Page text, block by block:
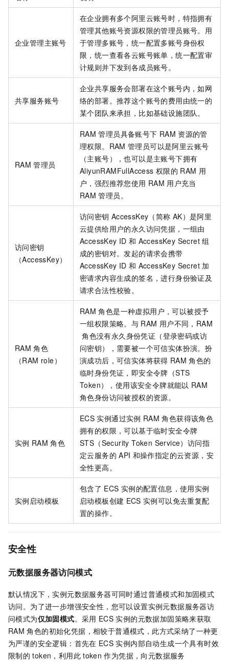
企业管理主账号
在企业拥有多个阿里云账号时，特指拥有
管理其他账号资源权限的管理员账号。用
于管理多账号，统一配置多账号身份权
限，统一查看各云账号账单，统一配置审
计规则并下发到各成员账号。
共享服务账号
企业共享服务会部署在这个账号内，如网
络的部署。推荐这个账号的费用由统一的
某个团队来承担，比如基础设施团队。
RAM 管理员
RAM 管理员具备账号下 RAM 资源的管
理权限。RAM 管理员可以是阿里云账号
（主账号），也可以是主账号下拥有
AliyunRAMFullAccess 权限的 RAM 用
户，强烈推荐您使用 RAM 用户充当
RAM 管理员。
访问密钥
（AccessKey）
访问密钥 AccessKey（简称 AK）是阿里
云提供给用户的永久访问凭据，一组由
AccessKey ID 和 AccessKey Secret 组
成的密钥对。发起的请求会携带
AccessKey ID 和 AccessKey Secret 加
密请求内容生成的签名，进行身份验证及
请求合法性校验。
RAM 角色
（RAM role）
RAM 角色是一种虚拟用户，可以被授予
一组权限策略。与 RAM 用户不同，RAM
角色没有永久身份凭证（登录密码或访
问密钥），需要被一个可信实体扮演。扮
演成功后，可信实体将获得 RAM 角色的
临时身份凭证，即安全令牌（STS
Token），使用该安全令牌就能以 RAM
角色身份访问被授权的资源。
实例 RAM 角色
ECS 实例通过实例 RAM 角色获得该角色
拥有的权限，可以基于临时安全令牌
STS（Security Token Service）访问指
定云服务的 API 和操作指定的云资源，安
全性更高。
实例启动模板
包含了 ECS 实例的配置信息，使用实例
启动模板创建 ECS 实例可以免去重复配
置的操作。
安全性
元数据服务器访问模式
默认情况下，实例元数据服务器可同时通过普通模式和加固模式
访问。为了进一步增强安全性，您可以设置实例元数据服务器访
问模式为仅加固模式。采用 ECS 实例的元数据加固策略来获取
RAM 角色的初始化凭据，相较于普通模式，此方式采纳了一种更
为严谨的安全逻辑：首先在 ECS 实例内部自动生成一个具有时效
限制的 token，利用此 token 作为凭据，向元数据服务